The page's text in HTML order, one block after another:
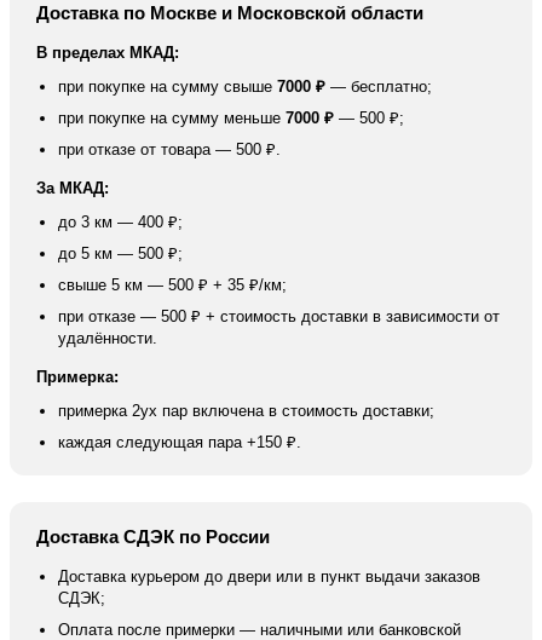
Доставка по Москве и Московской области
В пределах МКАД:
при покупке на сумму свыше 7000 ₽ — бесплатно;
при покупке на сумму меньше 7000 ₽ — 500 ₽;
при отказе от товара — 500 ₽.
За МКАД:
до 3 км — 400 ₽;
до 5 км — 500 ₽;
свыше 5 км — 500 ₽ + 35 ₽/км;
при отказе — 500 ₽ + стоимость доставки в зависимости от
удалённости.
Примерка:
примерка 2ух пар включена в стоимость доставки;
каждая следующая пара +150 ₽.
Доставка СДЭК по России
Доставка курьером до двери или в пункт выдачи заказов
СДЭК;
Оплата после примерки — наличными или банковской